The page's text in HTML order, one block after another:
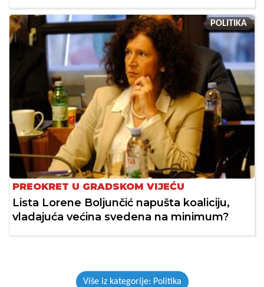
POLITIKA
PREOKRET U GRADSKOM VIJEĆU
Lista Lorene Boljunčić napušta koaliciju,
vladajuća većina svedena na minimum?
Više iz kategorije: Politika